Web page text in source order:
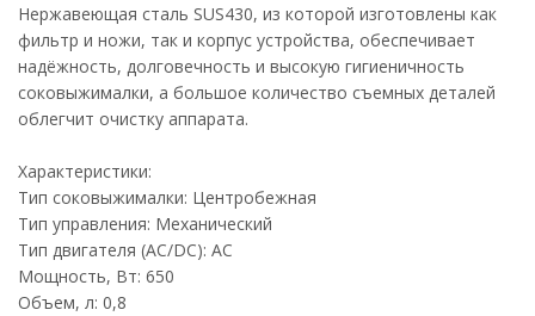
Нержавеющая сталь SUS430, из которой изготовлены как
фильтр и ножи, так и корпус устройства, обеспечивает
надёжность, долговечность и высокую гигиеничность
соковыжималки, а большое количество съемных деталей
облегчит очистку аппарата.
Характеристики:
Тип соковыжималки: Центробежная
Тип управления: Механический
Тип двигателя (AC/DC): AC
Мощность, Вт: 650
Объем, л: 0,8